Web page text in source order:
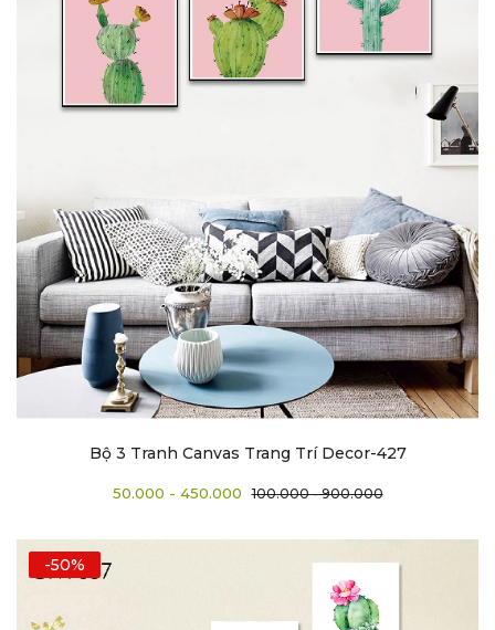
Bộ 3 Tranh Canvas Trang Trí Decor-427
50.000 - 450.000 100.000 - 900.000
-50%